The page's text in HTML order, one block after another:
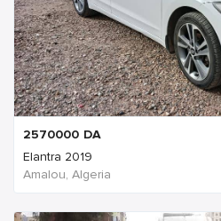
2570000 DA
Elantra 2019
Amalou, Algeria